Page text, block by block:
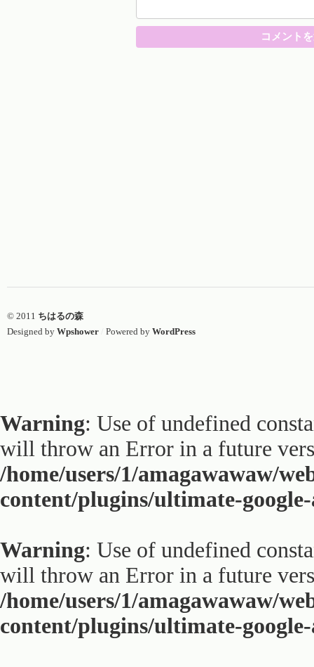
© 2011 ちはるの森
Designed by Wpshower Powered by WordPress
Warning: Use of undefined
will throw an Error in a future
/home/users/1/amagawawaw/
content/plugins/ultimate-
Warning: Use of undefined
will throw an Error in a future
/home/users/1/amagawawaw/
content/plugins/ultimate-